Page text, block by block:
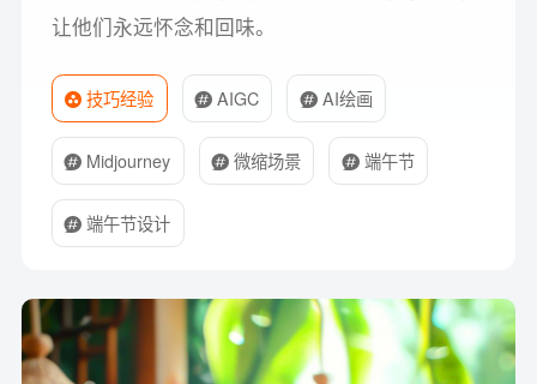
让他们永远怀念和回味。
技巧经验 AIGC AI绘画
Midjourney 微缩场景 端午节
端午节设计